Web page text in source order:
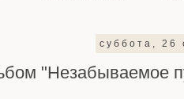
суббота, 26
"Незабываемое